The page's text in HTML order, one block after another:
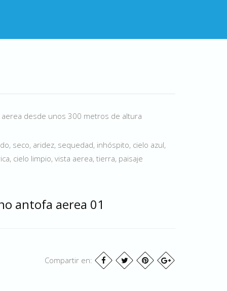
desde unos 300 metros de altura
seco, aridez, sequedad, inhóspito, cielo azul,
cielo limpio, vista aerea, tierra, paisaje
antofa aerea 01
Compartir en: